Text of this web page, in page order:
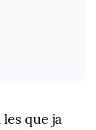
que ja